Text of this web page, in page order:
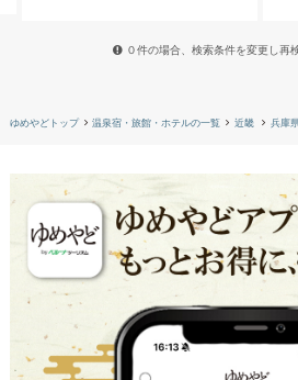
０件の場合、検索条件を変更し再
ゆめやどトップ 温泉宿・旅館・ホテルの一覧 近畿 兵庫